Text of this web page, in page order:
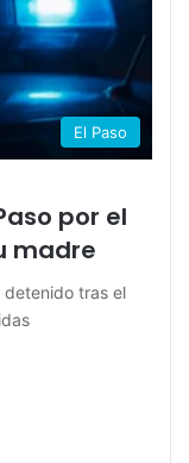
El Paso
por el
madre
detenido tras el